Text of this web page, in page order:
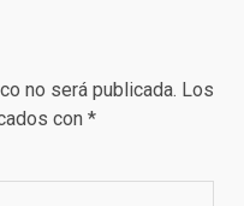
no será publicada. Los
con *